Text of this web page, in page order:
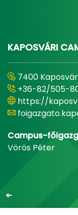
KAPOSVÁRI
7400
+36-82/505-
https://
Campus-
Vörös Péter